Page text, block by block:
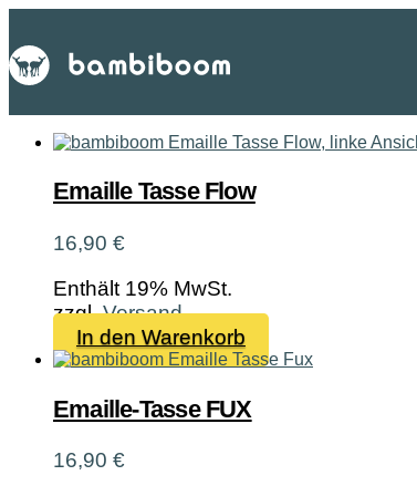
Emaille Tasse Flow
16,90 €
Enthält 19% MwSt.
zzgl.Versand
In den Warenkorb
Emaille-Tasse FUX
16,90 €